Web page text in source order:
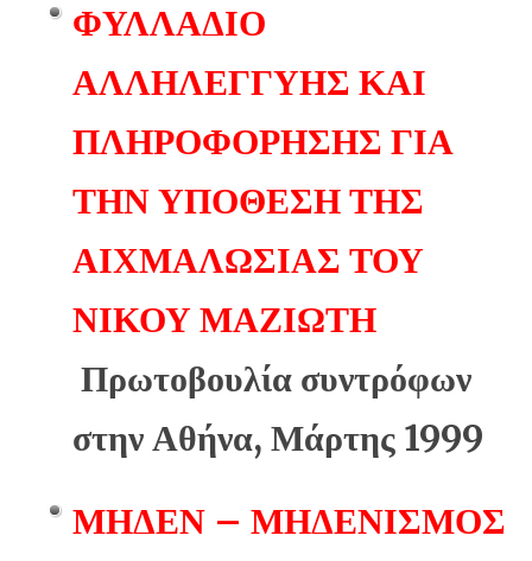
ΦΥΛΛΑΔΙΟ
ΑΛΛΗΛΕΓΓΥΗΣ ΚΑΙ
ΠΛΗΡΟΦΟΡΗΣΗΣ ΓΙΑ
ΤΗΝ ΥΠΟΘΕΣΗ ΤΗΣ
ΑΙΧΜΑΛΩΣΙΑΣ ΤΟΥ
ΝΙΚΟΥ ΜΑΖΙΩΤΗ
Πρωτοβουλία συντρόφων
στην Αθήνα, Μάρτης 1999
ΜΗΔΕΝ – ΜΗΔΕΝΙΣΜΟΣ